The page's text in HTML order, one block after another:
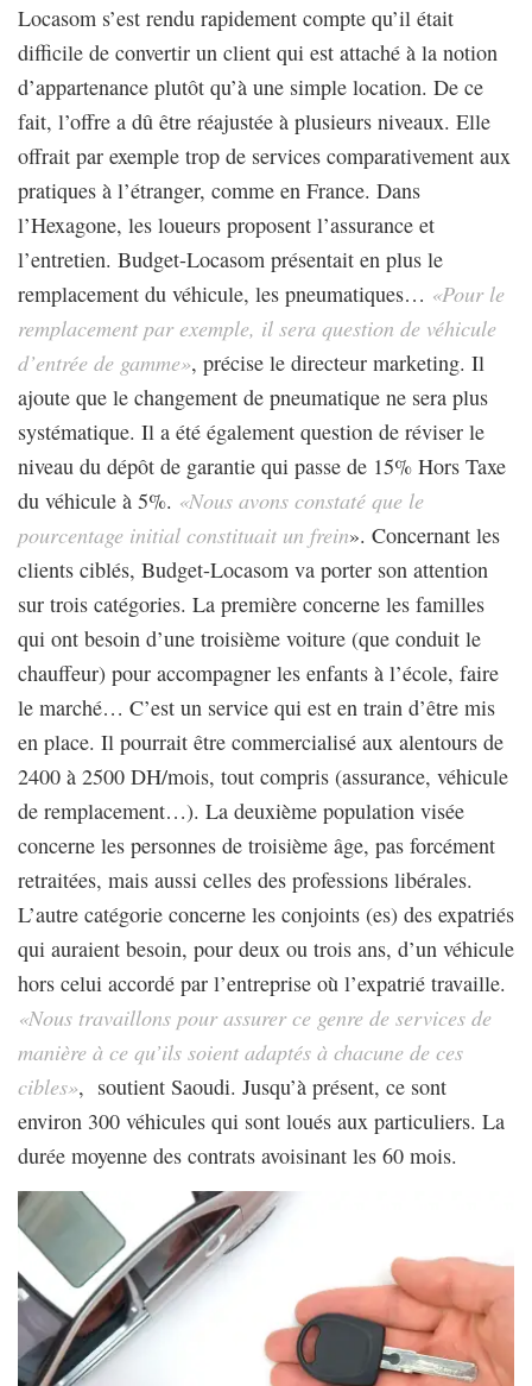
Locasom s’est rendu rapidement compte qu’il était
difficile de convertir un client qui est attaché à la notion
d’appartenance plutôt qu’à une simple location. De ce
fait, l’offre a dû être réajustée à plusieurs niveaux. Elle
offrait par exemple trop de services comparativement aux
pratiques à l’étranger, comme en France. Dans
l’Hexagone, les loueurs proposent l’assurance et
l’entretien. Budget-Locasom présentait en plus le
remplacement du véhicule, les pneumatiques… «Pour le
remplacement par exemple, il sera question de véhicule
d’entrée de gamme», précise le directeur marketing. Il
ajoute que le changement de pneumatique ne sera plus
systématique. Il a été également question de réviser le
niveau du dépôt de garantie qui passe de 15% Hors Taxe
du véhicule à 5%. «Nous avons constaté que le
pourcentage initial constituait un frein». Concernant les
clients ciblés, Budget-Locasom va porter son attention
sur trois catégories. La première concerne les familles
qui ont besoin d’une troisième voiture (que conduit le
chauffeur) pour accompagner les enfants à l’école, faire
le marché… C’est un service qui est en train d’être mis
en place. Il pourrait être commercialisé aux alentours de
2400 à 2500 DH/mois, tout compris (assurance, véhicule
de remplacement…). La deuxième population visée
concerne les personnes de troisième âge, pas forcément
retraitées, mais aussi celles des professions libérales.
L’autre catégorie concerne les conjoints (es) des expatriés
qui auraient besoin, pour deux ou trois ans, d’un véhicule
hors celui accordé par l’entreprise où l’expatrié travaille.
«Nous travaillons pour assurer ce genre de services de
manière à ce qu’ils soient adaptés à chacune de ces
cibles», soutient Saoudi. Jusqu’à présent, ce sont
environ 300 véhicules qui sont loués aux particuliers. La
durée moyenne des contrats avoisinant les 60 mois.